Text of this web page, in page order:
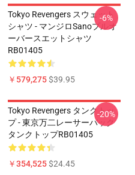
Tokyo Revengers スウェット
シャツ - マンジロSanoプルオ
ーバースエットシャツ
RB01405
￥579,275$39.95
-6%
Tokyo Revengers タンクトッ
プ - 東京万二レーサーバック
タンクトップRB01405
￥354,525$24.45
-20%